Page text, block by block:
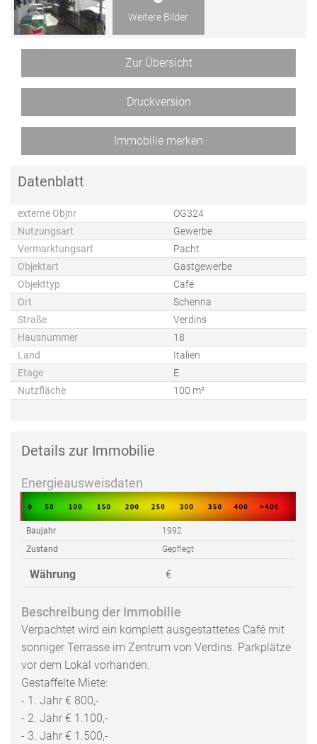
Weitere Bilder
Zur Übersicht
Druckversion
Immobilie merken
Datenblatt
externe Objnr
OG324
Nutzungsart
Gewerbe
Vermarktungsart
Pacht
Objektart
Gastgewerbe
Objekttyp
Café
Ort
Schenna
Straße
Verdins
Hausnummer
18
Land
Italien
Etage
E
Nutzfläche
100 m²
Details zur Immobilie
Energieausweisdaten
Baujahr
1992
Zustand
Gepflegt
Währung €
Beschreibung der Immobilie
Verpachtet wird ein komplett ausgestattetes Café mit
sonniger Terrasse im Zentrum von Verdins. Parkplätze
vor dem Lokal vorhanden.
Gestaffelte Miete:
- 1. Jahr € 800,-
- 2. Jahr € 1.100,-
- 3. Jahr € 1.500,-